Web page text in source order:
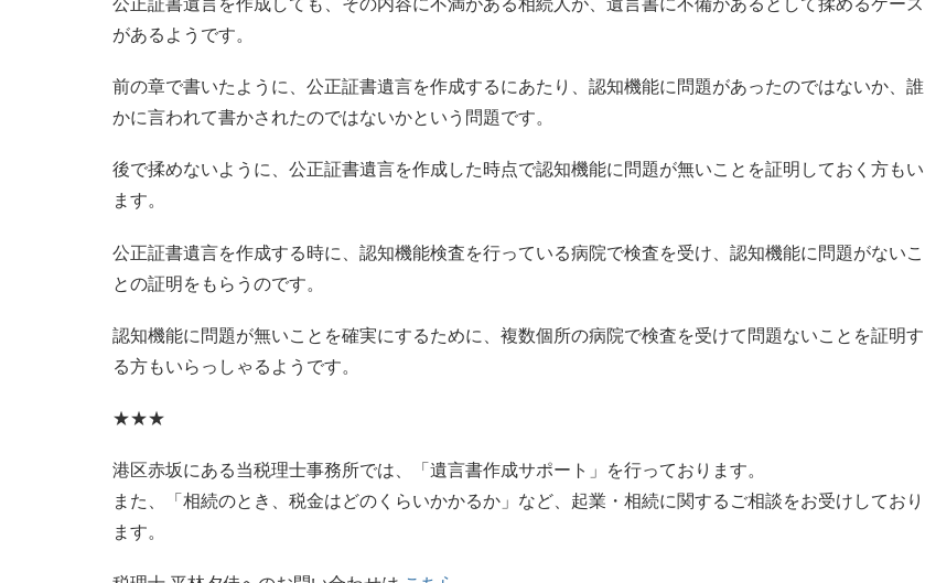
公正証書遺言を作成しても、その内容に不満がある相続人が、遺言書に不備があるとして揉めるケース
があるようです。
前の章で書いたように、公正証書遺言を作成するにあたり、認知機能に問題があったのではないか、誰
かに言われて書かされたのではないかという問題です。
後で揉めないように、公正証書遺言を作成した時点で認知機能に問題が無いことを証明しておく方もい
ます。
公正証書遺言を作成する時に、認知機能検査を行っている病院で検査を受け、認知機能に問題がないこ
との証明をもらうのです。
認知機能に問題が無いことを確実にするために、複数個所の病院で検査を受けて問題ないことを証明す
る方もいらっしゃるようです。
★★★
港区赤坂にある当税理士事務所では、「遺言書作成サポート」を行っております。
また、「相続のとき、税金はどのくらいかかるか」など、起業・相続に関するご相談をお受けしており
ます。